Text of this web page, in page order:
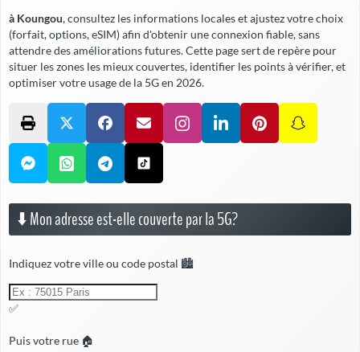
à Koungou, consultez les informations locales et ajustez votre choix
(forfait, options, eSIM) afin d'obtenir une connexion fiable,sans
attendredes améliorations futures. Cette page sert de repère pour
situer les zones les mieux couvertes, identifier les points à vérifier, et
optimiser votre usage de la 5G en 2026.
⬇️ Mon adresse est-elle couverte par la 5G?
Indiquez votre ville ou code postal 🏙️
✅
Puis votre rue 🏠